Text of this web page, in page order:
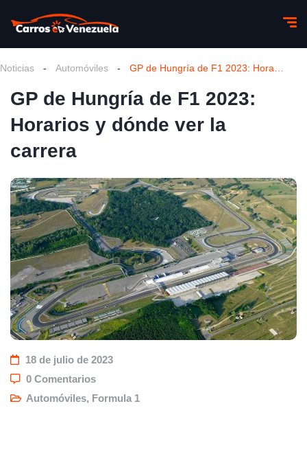
Noticias - Automóviles -
GP de Hungría de F1 2023:
Horarios y dónde ver la
carrera
18 de julio de 2023
0 Comentarios
Automóviles, Formula 1